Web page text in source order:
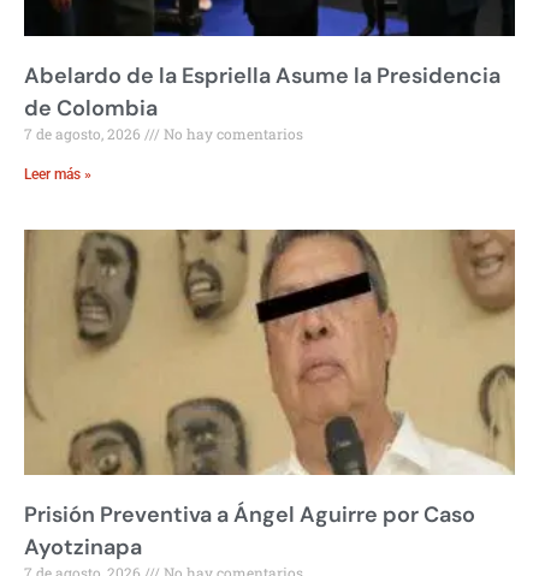
Abelardo de la Espriella Asume la Presidencia
de Colombia
7 de agosto, 2026 No hay comentarios
Leer más »
Prisión Preventiva a Ángel Aguirre por Caso
Ayotzinapa
7 de agosto, 2026 No hay comentarios